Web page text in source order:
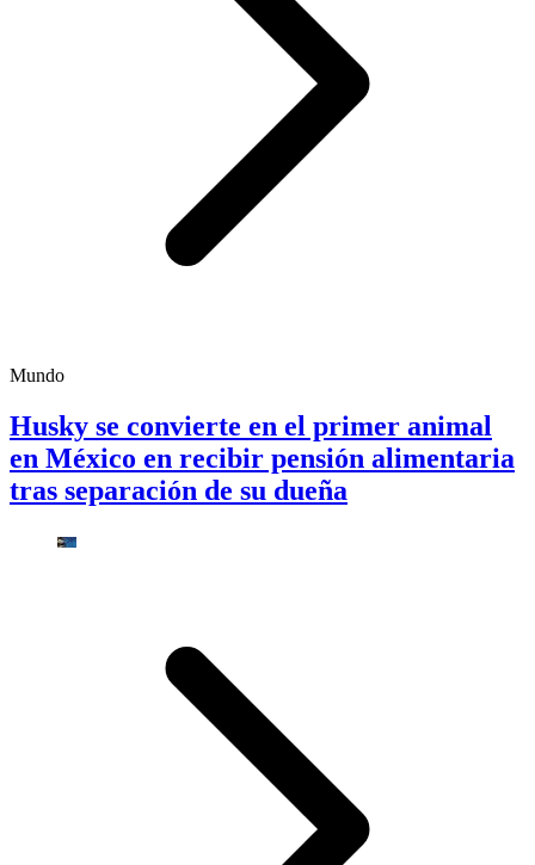
Mundo
Husky se convierte en el primer animal
en México en recibir pensión alimentaria
tras separación de su dueña